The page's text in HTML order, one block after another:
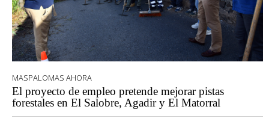
MASPALOMAS AHORA
El proyecto de empleo pretende mejorar pistas
forestales en El Salobre, Agadir y El Matorral